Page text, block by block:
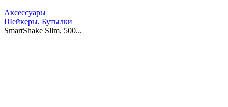
Аксессуары
Шейкеры, Бутылки
SmartShake Slim, 500...